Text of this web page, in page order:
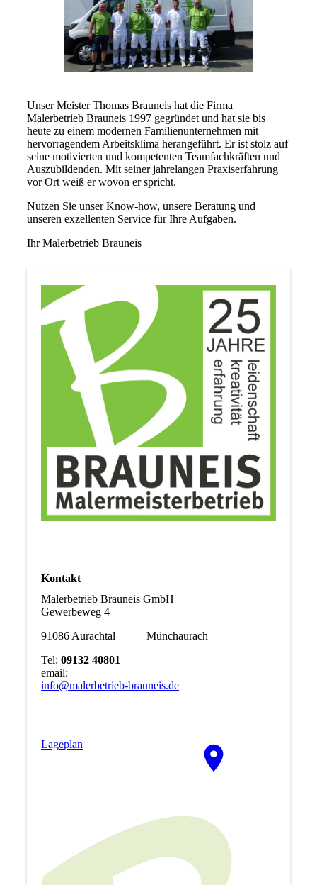
Unser Meister Thomas Brauneis hat die Firma
Malerbetrieb Brauneis 1997 gegründet und hat sie bis
heute zu einem modernen Familienunternehmen mit
hervorragendem Arbeitsklima herangeführt. Er ist stolz auf
seine motivierten und kompetenten Teamfachkräften und
Auszubildenden. Mit seiner jahrelangen Praxiserfahrung
vor Ort weiß er wovon er spricht.
Nutzen Sie unser Know-how, unsere Beratung und
unseren exzellenten Service für Ihre Aufgaben.
Ihr Malerbetrieb Brauneis
Kontakt
Malerbetrieb Brauneis GmbH
Gewerbeweg 4
91086 Aurachtal Münchaurach
Tel: 09132 40801
email:
info@malerbetrieb-brauneis.de
La­ge­plan